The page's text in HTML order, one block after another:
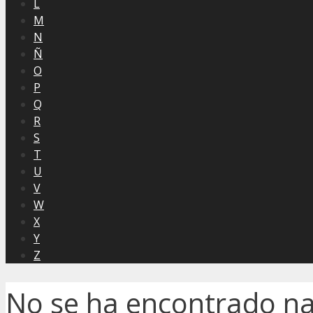
L
M
N
Ñ
O
P
Q
R
S
T
U
V
W
X
Y
Z
No se ha encontrado